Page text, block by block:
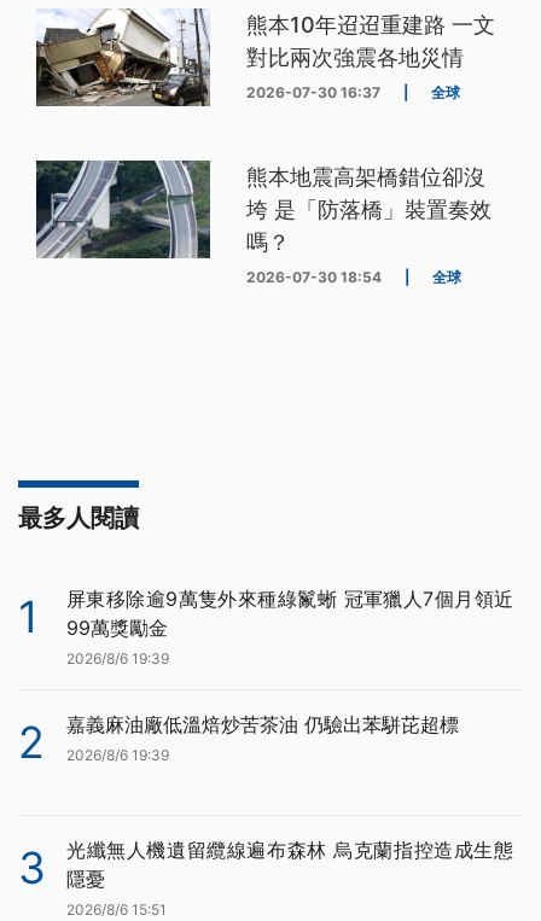
熊本10年迢迢重建路 一文
對比兩次強震各地災情
2026-07-30 16:37 全球
熊本地震高架橋錯位卻沒
垮 是「防落橋」裝置奏效
嗎？
2026-07-30 18:54 全球
最多人閱讀
1
屏東移除逾9萬隻外來種綠鬣蜥 冠軍獵人7個月領近
99萬獎勵金
2026/8/6 19:39
2 嘉義麻油廠低溫焙炒苦茶油 仍驗出苯駢芘超標
2026/8/6 19:39
3
光纖無人機遺留纜線遍布森林 烏克蘭指控造成生態
隱憂
2026/8/6 15:51